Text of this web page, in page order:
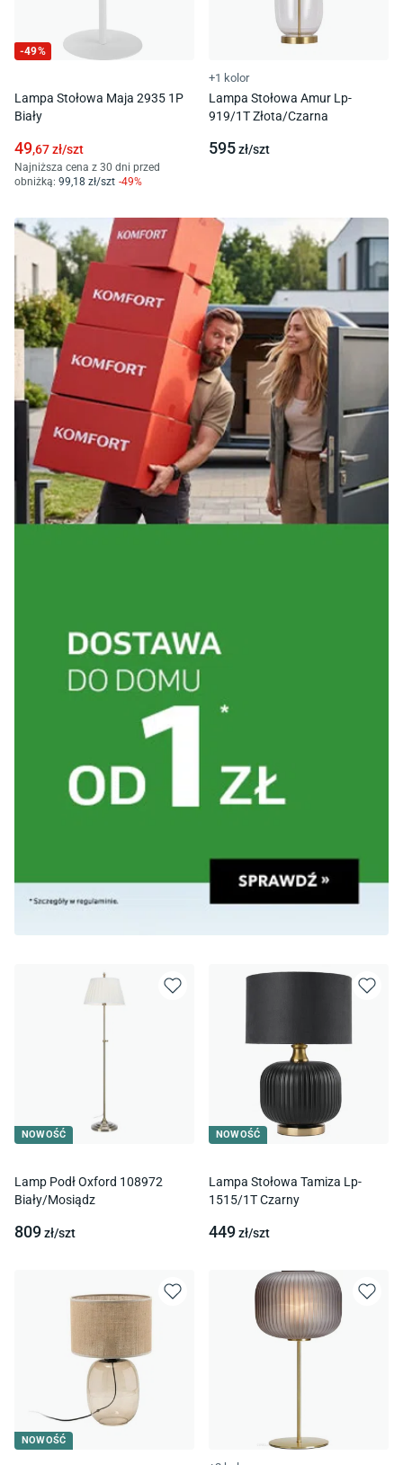
-49%
Lampa Stołowa Maja 2935 1P
Biały
49,67zł/szt
Najniższa cena z 30 dni przed
obniżką: 99 ,18 zł/szt -49%
+1 kolor
Lampa Stołowa Amur Lp-
919/1T Złota/Czarna
595zł/szt
NOWOŚĆ
Lamp Podł Oxford 108972
Biały/Mosiądz
809zł/szt
NOWOŚĆ
Lampa Stołowa Tamiza Lp-
1515/1T Czarny
449zł/szt
NOWOŚĆ